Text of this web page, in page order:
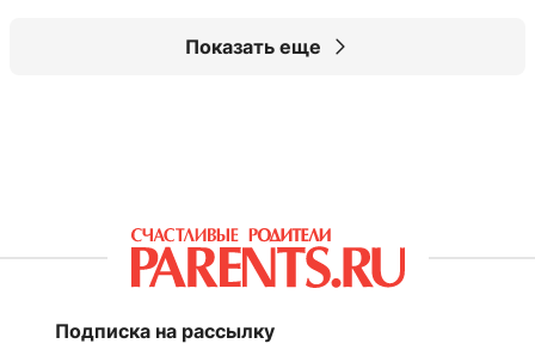
Показать еще
Подписка на рассылку